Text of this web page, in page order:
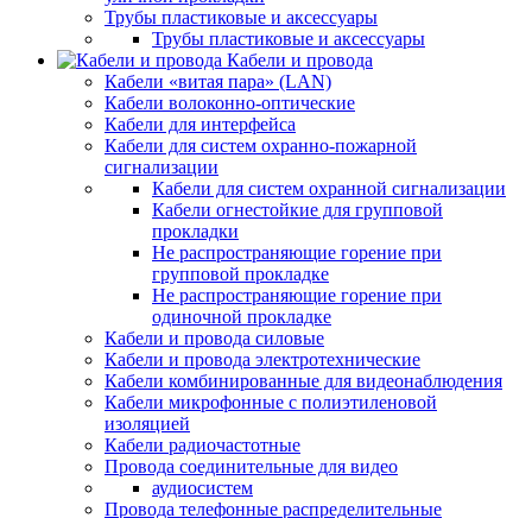
Трубы пластиковые и аксессуары
Трубы пластиковые и аксессуары
Кабели и провода
Кабели «витая пара» (LAN)
Кабели волоконно-оптические
Кабели для интерфейса
Кабели для систем охранно-пожарной
сигнализации
Кабели для систем охранной сигнализации
Кабели огнестойкие для групповой
прокладки
Не распространяющие горение при
групповой прокладке
Не распространяющие горение при
одиночной прокладке
Кабели и провода силовые
Кабели и провода электротехнические
Кабели комбинированные для видеонаблюдения
Кабели микрофонные с полиэтиленовой
изоляцией
Кабели радиочастотные
Провода соединительные для видео
аудиосистем
Провода телефонные распределительные